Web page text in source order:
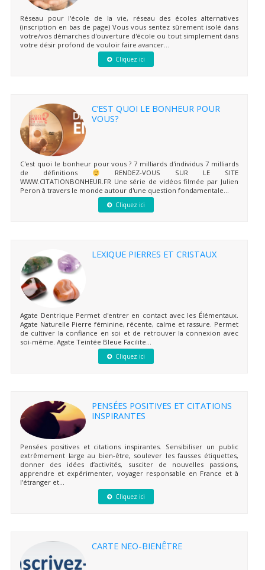
Réseau pour l'école de la vie, réseau des écoles alternatives
(inscription en bas de page) Vous vous sentez sûrement isolé dans
votre/vos démarches d'ouverture d'école ou tout simplement dans
votre désir profond de vouloir faire avancer...
Cliquez ici
C’EST QUOI LE BONHEUR POUR
VOUS?
C'est quoi le bonheur pour vous ? 7 milliards d'individus 7 milliards
de définitions
RENDEZ-VOUS SUR LE SITE
WWW.CITATIONBONHEUR.FR Une série de vidéos filmée par Julien
Peron à travers le monde autour d'une question fondamentale...
Cliquez ici
LEXIQUE PIERRES ET CRISTAUX
Agate Dentrique Permet d'entrer en contact avec les Élémentaux.
Agate Naturelle Pierre féminine, récente, calme et rassure. Permet
de cultiver la confiance en soi et de retrouver la connexion avec
soi-même. Agate Teintée Bleue Facilite...
Cliquez ici
PENSÉES POSITIVES ET CITATIONS
INSPIRANTES
Pensées positives et citations inspirantes. Sensibiliser un public
extrêmement large au bien-être, soulever les fausses étiquettes,
donner des idées d’activités, susciter de nouvelles passions,
apprendre et expérimenter, voyager responsable en France et à
l’étranger et...
Cliquez ici
CARTE NEO-BIENÊTRE